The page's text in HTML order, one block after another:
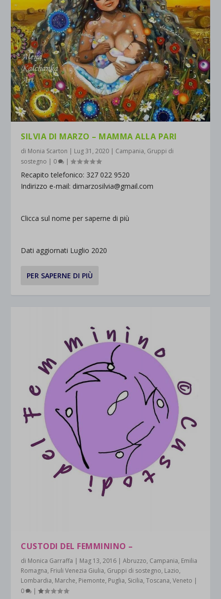
SILVIA DI MARZO – MAMMA ALLA PARI
di Monia Scarton | Lug 31, 2020 | Campania, Gruppi di
sostegno | 0 |
Recapito telefonico: 327 022 9520
Indirizzo e-mail: dimarzosilvia@gmail.com
Clicca sul nome per saperne di più
Dati aggiornati Luglio 2020
PER SAPERNE DI PIÙ
CUSTODI DEL FEMMININO –
di Monica Garraffa | Mag 13, 2016 |Abruzzo, Campania, Emilia
Romagna, Friuli Venezia Giulia, Gruppi di sostegno, Lazio,
Lombardia, Marche, Piemonte, Puglia, Sicilia,Toscana,Veneto |
0
|